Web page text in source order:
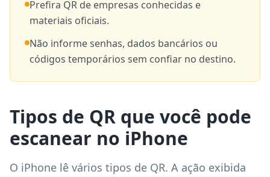
Prefira QR de empresas conhecidas e
materiais oficiais.
Não informe senhas, dados bancários ou
códigos temporários sem confiar no destino.
Tipos de QR que você pode
escanear no iPhone
O iPhone lê vários tipos de QR. A ação exibida